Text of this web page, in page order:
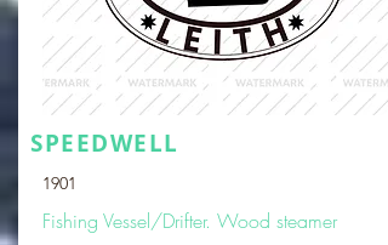
SPEEDWELL
1901
Fishing Vessel/Drifter. Wood steamer